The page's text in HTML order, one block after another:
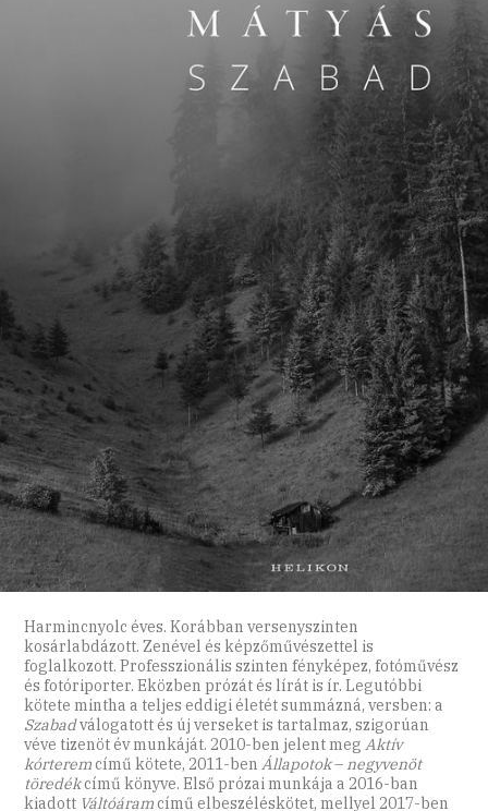
Harmincnyolc éves. Korábban versenyszinten
kosárlabdázott. Zenével és képzőművészettel is
foglalkozott. Professzionális szinten fényképez, fotóművész
és fotóriporter. Eközben prózát és lírát is ír. Legutóbbi
kötete mintha a teljes eddigi életét summázná, versben: a
Szabadválogatott és új verseket is tartalmaz, szigorúan
véve tizenöt év munkáját. 2010-ben jelent meg Aktív
kórteremcímű kötete, 2011-ben Állapotok– negyvenöt
töredékcímű könyve. Első prózai munkája a 2016-ban
kiadott Váltóáramcímű elbeszéléskötet, mellyel 2017-ben